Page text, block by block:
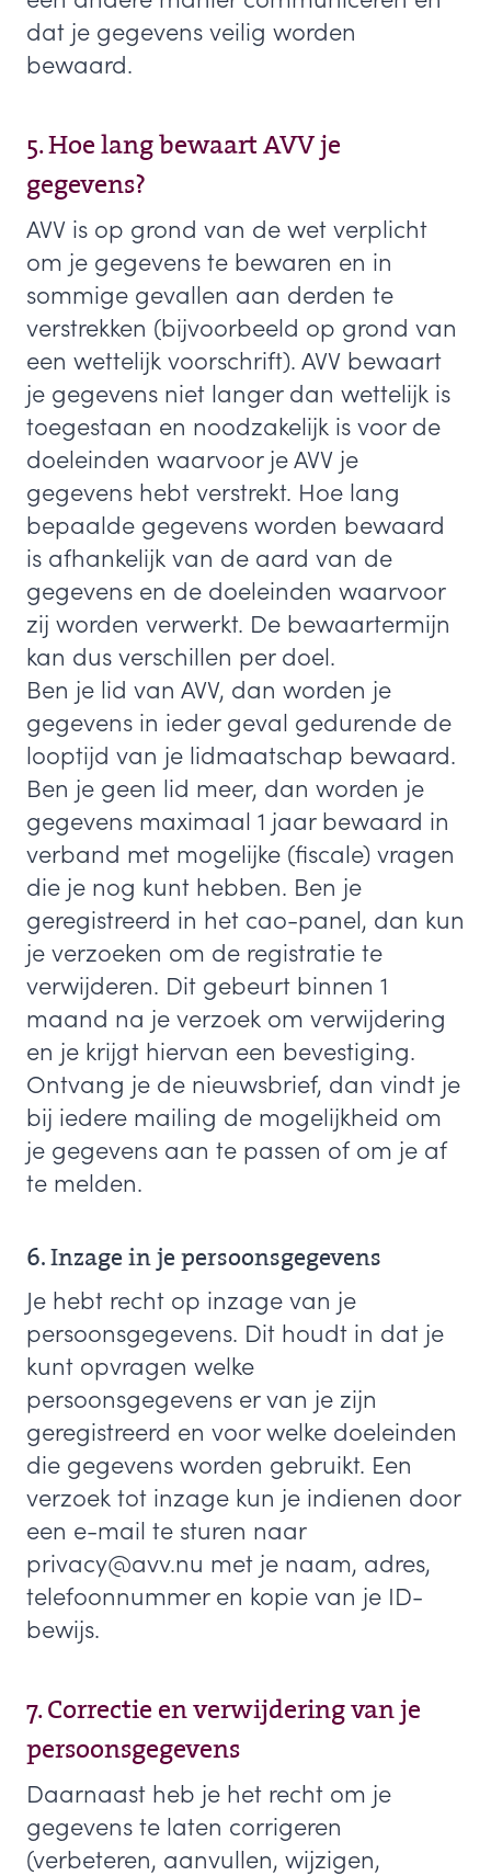
dat je gegevens veilig worden
bewaard.
5. Hoe lang bewaart AVV je
gegevens?
AVV is op grond van de wet verplicht
om je gegevens te bewaren en in
sommige gevallen aan derden te
verstrekken (bijvoorbeeld op grond van
een wettelijk voorschrift). AVV bewaart
je gegevens niet langer dan wettelijk is
toegestaan en noodzakelijk is voor de
doeleinden waarvoor je AVV je
gegevens hebt verstrekt. Hoe lang
bepaalde gegevens worden bewaard
is afhankelijk van de aard van de
gegevens en de doeleinden waarvoor
zij worden verwerkt. De bewaartermijn
kan dus verschillen per doel.
Ben je lid van AVV, dan worden je
gegevens in ieder geval gedurende de
looptijd van je lidmaatschap bewaard.
Ben je geen lid meer, dan worden je
gegevens maximaal 1 jaar bewaard in
verband met mogelijke (fiscale) vragen
die je nog kunt hebben. Ben je
geregistreerd in het cao-panel, dan kun
je verzoeken om de registratie te
verwijderen. Dit gebeurt binnen 1
maand na je verzoek om verwijdering
en je krijgt hiervan een bevestiging.
Ontvang je de nieuwsbrief, dan vindt je
bij iedere mailing de mogelijkheid om
je gegevens aan te passen of om je af
te melden.
6. Inzage in je persoonsgegevens
Je hebt recht op inzage van je
persoonsgegevens. Dit houdt in dat je
kunt opvragen welke
persoonsgegevens er van je zijn
geregistreerd en voor welke doeleinden
die gegevens worden gebruikt. Een
verzoek tot inzage kun je indienen door
een e-mail te sturen naar
privacy@avv.nu met je naam, adres,
telefoonnummer en kopie van je ID-
bewijs.
7. Correctie en verwijdering van je
persoonsgegevens
Daarnaast heb je het recht om je
gegevens te laten corrigeren
(verbeteren, aanvullen, wijzigen,